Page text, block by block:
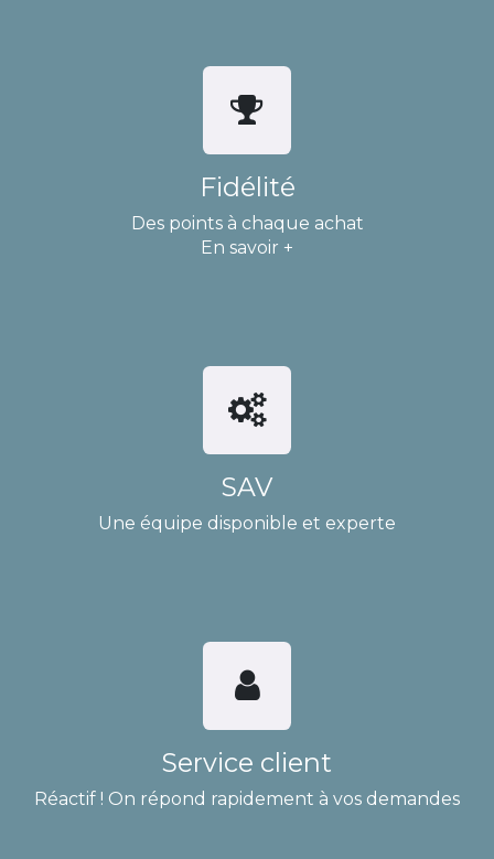
Fidélité
Des points à chaque achat
En savoir +
SAV
Une équipe disponible et experte
Service client
Réactif ! On répond rapidement à vos demandes